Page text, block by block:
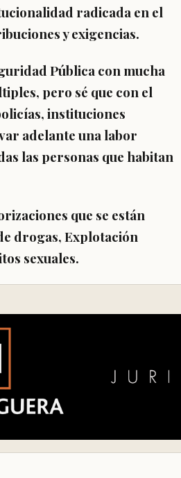
radicada en el
y exigencias.
Pública con mucha
pero sé que con el
instituciones
adelante una labor
las personas que habitan
que se están
drogas, Explotación
sexuales.